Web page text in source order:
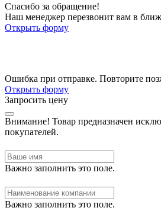
Спасибо за обращение!
Наш менеджер перезвонит вам в
Открыть форму
Ошибка при отправке. Повторите
Открыть форму
Запросить цену
Внимание! Товар предназначен
покупателей.
Важно заполнить это поле.
Важно заполнить это поле.